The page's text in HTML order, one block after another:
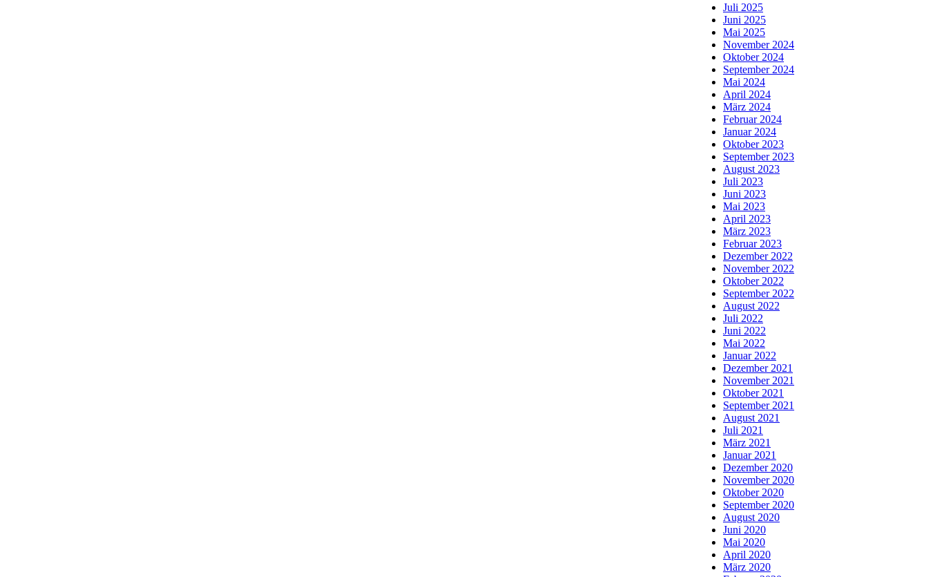
Juli 2025
Juni 2025
Mai 2025
November 2024
Oktober 2024
September 2024
Mai 2024
April 2024
März 2024
Februar 2024
Januar 2024
Oktober 2023
September 2023
August 2023
Juli 2023
Juni 2023
Mai 2023
April 2023
März 2023
Februar 2023
Dezember 2022
November 2022
Oktober 2022
September 2022
August 2022
Juli 2022
Juni 2022
Mai 2022
Januar 2022
Dezember 2021
November 2021
Oktober 2021
September 2021
August 2021
Juli 2021
März 2021
Januar 2021
Dezember 2020
November 2020
Oktober 2020
September 2020
August 2020
Juni 2020
Mai 2020
April 2020
März 2020